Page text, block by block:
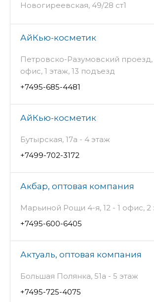
Новогиреевская, 49/28 ст1
АйКью-косметик
Петровско-Разумовский проезд,
офис, 1 этаж, 13 подъезд
+7495-685-4481
АйКью-косметик
Бутырская, 17а - 4 этаж
+7499-702-3172
Акбар, оптовая компания
Марьиной Рощи 4-я, 12 - 1 офис, 2
+7495-600-6405
Актуаль, оптовая компания
Большая Полянка, 51а - 5 этаж
+7495-725-4075